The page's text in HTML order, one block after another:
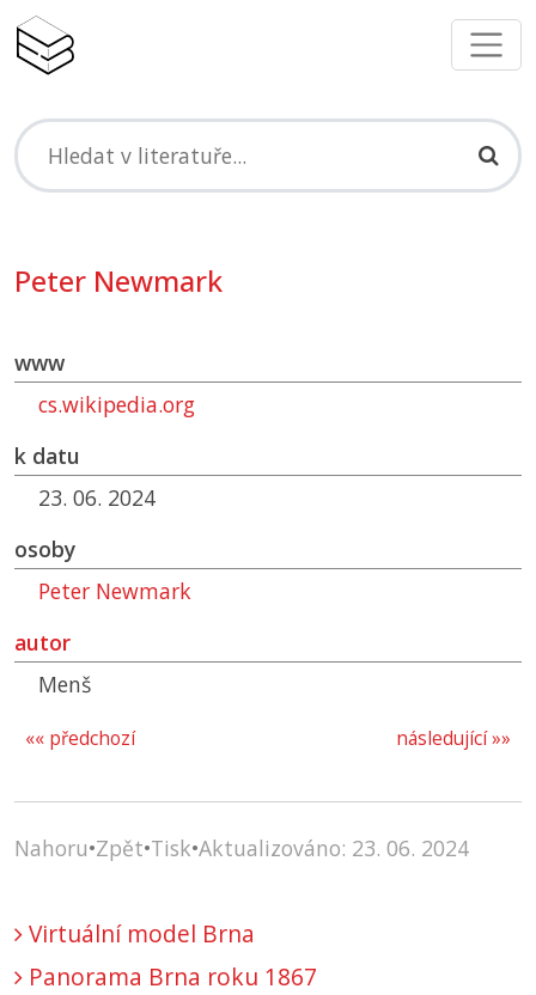
Peter Newmark
www
cs.wikipedia.org
k datu
23. 06. 2024
osoby
Peter Newmark
autor
Menš
následující »»
«« předchozí
Nahoru•Zpět•Tisk•Aktualizováno: 23. 06. 2024
Virtuální model Brna
Panorama Brna roku 1867